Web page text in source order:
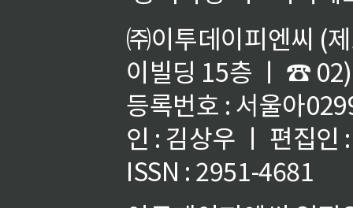
㈜이투데이피엔씨 (
이빌딩 15층 ㅣ ☎
등록번호 : 서울아
인 : 김상우 ㅣ 편집인
ISSN : 2951-4681